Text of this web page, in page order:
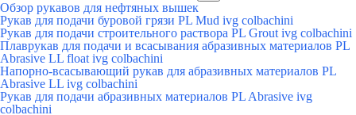
Обзор рукавов для нефтяных вышек
Рукав для подачи буровой грязи PL Mud ivg colbachini
Рукав для подачи строительного раствора PL Grout ivg colbachini
Плаврукав для подачи и всасывания абразивных материалов PL
Abrasive LL float ivg colbachini
Напорно-всасывающий рукав для абразивных материалов PL
Abrasive LL ivg colbachini
Рукав для подачи абразивных материалов PL Abrasive ivg
colbachini